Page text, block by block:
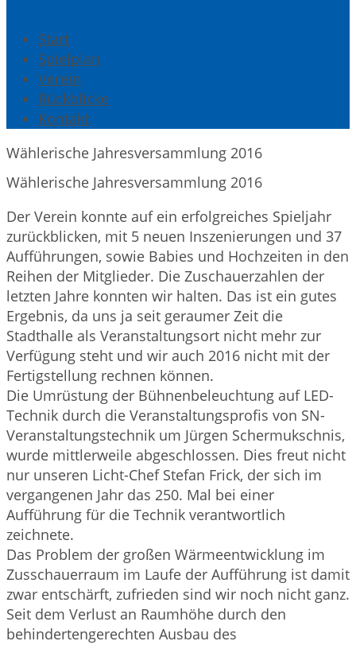
Start
Spielplan
Verein
Rückblicke
Kontakt
Wählerische Jahresversammlung 2016
Wählerische Jahresversammlung 2016
Der Verein konnte auf ein erfolgreiches Spieljahr
zurückblicken, mit 5 neuen Inszenierungen und 37
Aufführungen, sowie Babies und Hochzeiten in den
Reihen der Mitglieder. Die Zuschauerzahlen der
letzten Jahre konnten wir halten. Das ist ein gutes
Ergebnis, da uns ja seit geraumer Zeit die
Stadthalle als Veranstaltungsort nicht mehr zur
Verfügung steht und wir auch 2016 nicht mit der
Fertigstellung rechnen können.
Die Umrüstung der Bühnenbeleuchtung auf LED-
Technik durch die Veranstaltungsprofis von SN-
Veranstaltungstechnik um Jürgen Schermukschnis,
wurde mittlerweile abgeschlossen. Dies freut nicht
nur unseren Licht-Chef Stefan Frick, der sich im
vergangenen Jahr das 250. Mal bei einer
Aufführung für die Technik verantwortlich
zeichnete.
Das Problem der großen Wärmeentwicklung im
Zusschauerraum im Laufe der Aufführung ist damit
zwar entschärft, zufrieden sind wir noch nicht ganz.
Seit dem Verlust an Raumhöhe durch den
behindertengerechten Ausbau des